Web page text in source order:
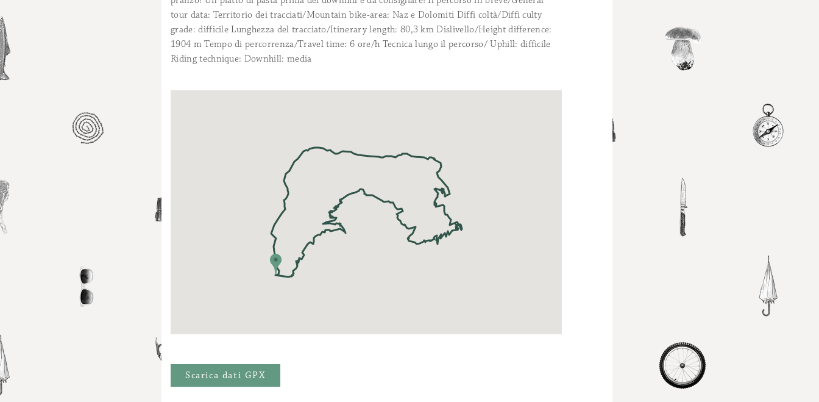
tour data: Territorio dei tracciati/Mountain bike-area: Naz e Dolomiti Diffi coltà/Diffi culty
grade: difficile Lunghezza del tracciato/Itinerary length: 80,3 km Dislivello/Height difference:
1904 m Tempo di percorrenza/Travel time: 6 ore/h Tecnica lungo il percorso/ Uphill: difficile
Riding technique: Downhill: media
Scarica dati GPX